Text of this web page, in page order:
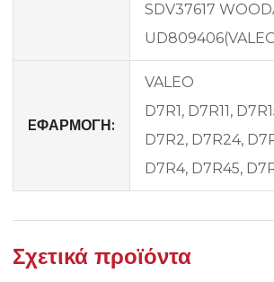
SDV37617
EΦΑΡΜΟΓΗ:
VALEO
D7R1, D7R11,
D7R2, D7R24,
D7R4, D7R45,
Σχετικά προϊόντα